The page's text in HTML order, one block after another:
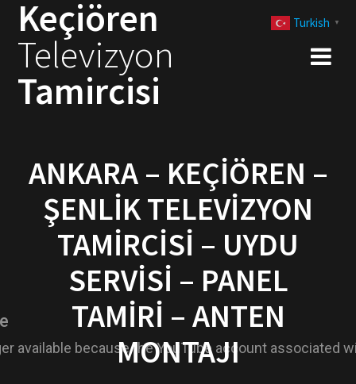
Keçiören
Televizyon
Tamircisi
ANKARA – KEÇIÖREN –
ŞENLIK TELEVIZYON
TAMIRCISI – UYDU
SERVISI – PANEL
TAMIRI – ANTEN
MONTAJI
Turkish ▼